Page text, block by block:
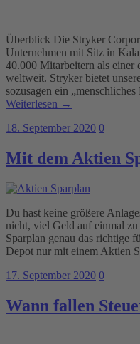
Überblick Die Stryker
Unternehmen mit Sitz in
40.000 Mitarbeitern als
weltweit. Stryker bietet
sozusagen ein
Weiterlesen →
18. September 2020 0
Mit dem Aktien
Du hast keine größere
nicht, viel Geld auf einmal
Sparplan genau das richtige
Depot nur mit einem Aktien
17. September 2020 0
Wann fallen